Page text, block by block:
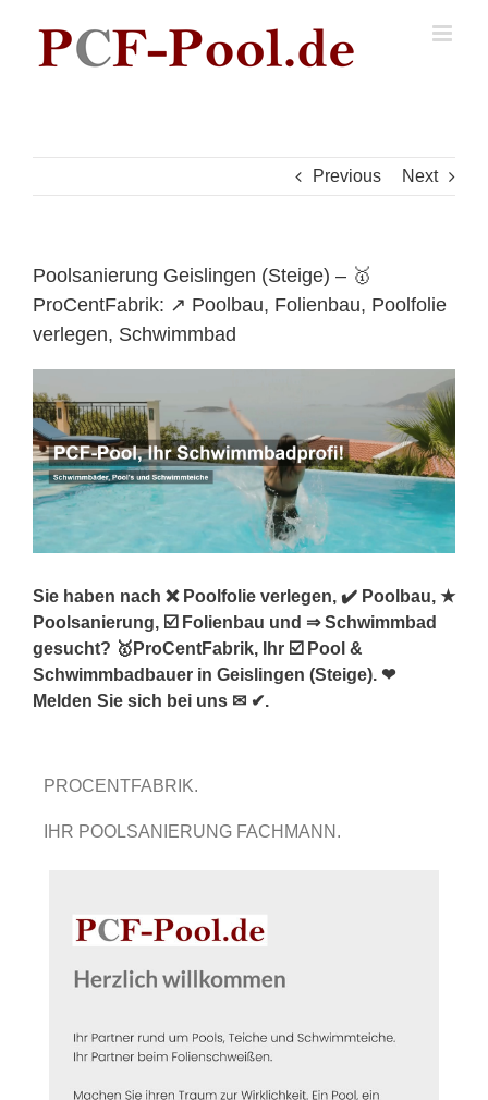
content
Previous Next
Poolsanierung Geislingen (Steige) – 🥇
ProCentFabrik: ↗️ Poolbau, Folienbau, Poolfolie
verlegen, Schwimmbad
Sie haben nach ❌ Poolfolie verlegen, ✔️ Poolbau, ★
Poolsanierung, ☑️ Folienbau und ⇒ Schwimmbad
gesucht? 🥇ProCentFabrik, Ihr ☑️ Pool &
Schwimmbadbauer in Geislingen (Steige). ❤
Melden Sie sich bei uns ✉ ✔.
PROCENTFABRIK.
IHR POOLSANIERUNG FACHMANN.